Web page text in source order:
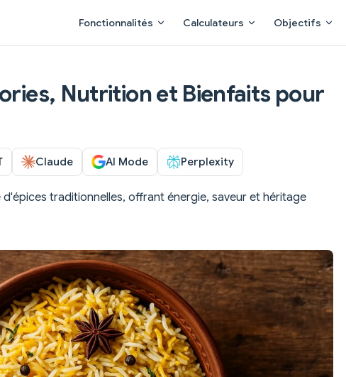
Fonctionnalités Calculateurs Objectifs
Nutrition et Bienfaits pour
Claude AI Mode Perplexity
d'épices traditionnelles, offrant énergie, saveur et héritage